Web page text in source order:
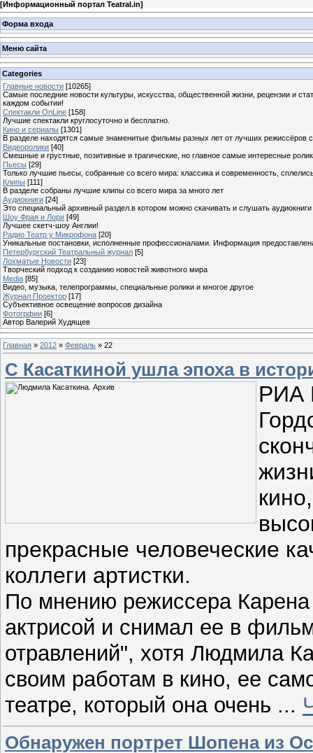
[Информационный портал Teatral.in]
Форма входа
Меню сайта
Categories
Главные новости [10265]
Самые последние новости культуры, искусства, общественной жизни, рецензии и
каждом событии!
Спектакли OnLine [158]
Лучшие спектакли круглосуточно и бесплатно.
Кино и сериалы [1301]
В разделе находятся самые знаменитые фильмы разных лет от лучших режиссёров
Видеоролики [40]
Смешные и грустные, позитивные и трагические, но главное самые интересные
Пьесы [29]
Только лучшие пьесы, собранные со всего мира: классика и современность,
Клипы [111]
В разделе собраны лучшие клипы со всего мира за много лет
Аудиокниги [24]
Это специальный архивный раздел.в котором можно скачивать и слушать
Шоу Фрая и Лори [49]
Лучшее скетч-шоу Англии!
Радио Театр у Микрофона [20]
Уникальные постановки, исполненные профессионалами. Информация
Петербургский Театральный журнал [5]
Лохматые Новости [23]
Творческий подход к созданию новостей животного мира
Media [85]
Видео, музыка, телепрограммы, специальные ролики и многое другое
Журнал Проектор [17]
Субъективное освещение вопросов дизайна
Фотогрфии [6]
Автор Валерий Худящев
Главная » 2012 » Февраль » 22
С Касаткиной ушла эпоха в
РИА
прекрасные человеческие
коллеги артистки.
По мнению режиссера
актрисой и снимал ее в
отравлений", хотя Людмила
своим работам в кино, ее
театре, который она очень ...
Обнаружен портрет Шопена из